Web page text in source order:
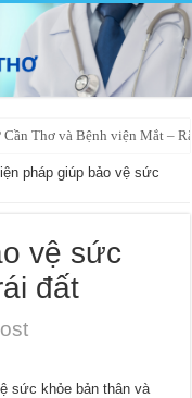
Thơ và Bệnh viện Mắt –
pháp giúp bảo vệ sức
vệ sức
đất
sức khỏe bản thân và